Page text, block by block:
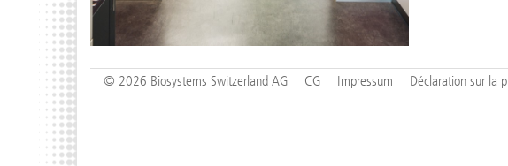
© 2026 Biosystems Switzerland AG CG Impressum Déclaration sur la